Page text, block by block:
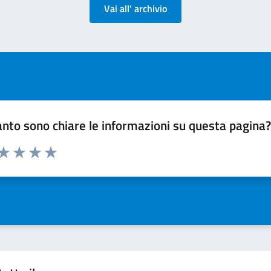
Vai all' archivio
sono chiare le informazioni su questa pagina?
da 1 a 5 stelle la pagina